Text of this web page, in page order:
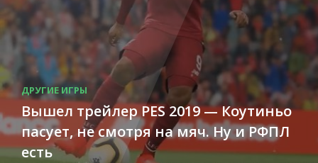
ДРУГИЕ ИГРЫ
Вышел трейлер PES 2019 — Коутиньо
пасует, не смотря на мяч. Ну и РФПЛ
есть